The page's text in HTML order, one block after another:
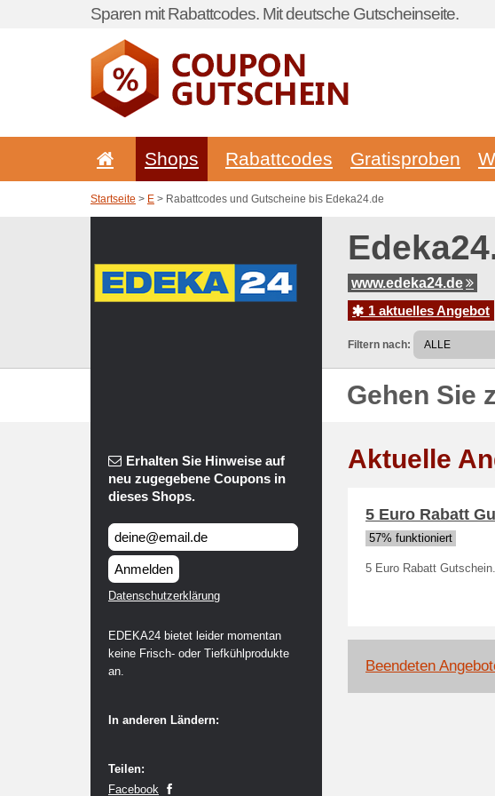
Sparen mit Rabattcodes. Mit deutsche Gutscheinseite.
Shops Rabattcodes Gratisproben
Startseite > E > Rabattcodes und Gutscheine bis Edeka24.de
www.edeka24.de
1 aktuelles Angebot
Filtern nach:
Gehen Sie
Erhalten Sie Hinweise auf
neu zugegebene Coupons in
dieses Shops.
Anmelden
Datenschutzerklärung
EDEKA24 bietet leider momentan
keine Frisch- oder Tiefkühlprodukte
an.
In anderen Ländern:
Teilen:
Facebook
Aktuelle
5 Euro Rabatt
57% funktioniert
5 Euro Rabatt Gutschein.
Beendeten